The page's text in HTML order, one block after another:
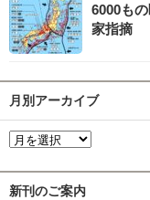
6000も
家指摘
月別アーカイブ
新刊のご案内